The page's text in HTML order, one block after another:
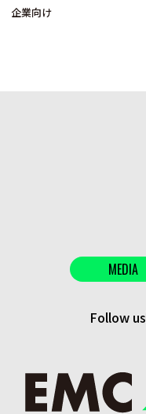
企業向け
MEDIA
Follow us